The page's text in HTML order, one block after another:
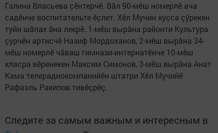
Галина Власьева çӗнтерчӗ. Вăл 90-мӗш номерлӗ ача
садӗнче воспитательте ӗçлет. Хӗл Мучин куçса çӳрекен
туйи шăпах ăна лек­рӗ. 1-мӗш вырăна районти Культура
çурчӗн артисчӗ Назиф Мордоханов, 2-мӗш вырăна 34-
мӗш номерлӗ чăваш гимнази-интернатӗнче 10-мӗш
класра вӗренекен Максим Симонов, 3-мӗш вырăна Анат
Кама телерадиокомпанийӗн штатри Хӗл Мучийӗ
Рафаэль Ракипов тивӗçрӗç.
Следите за самым важным и интересным в